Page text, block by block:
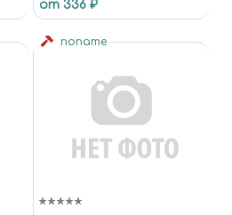
от 336 ₽
noname